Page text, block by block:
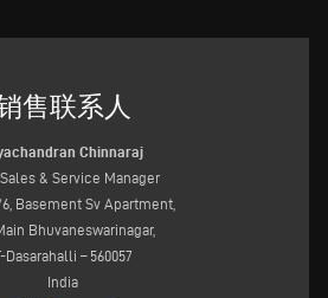
售联系人
Chinnaraj
& Service Manager
6, Basement Sv Apartment,
Bhuvaneswarinagar,
Dasarahalli – 560057
India